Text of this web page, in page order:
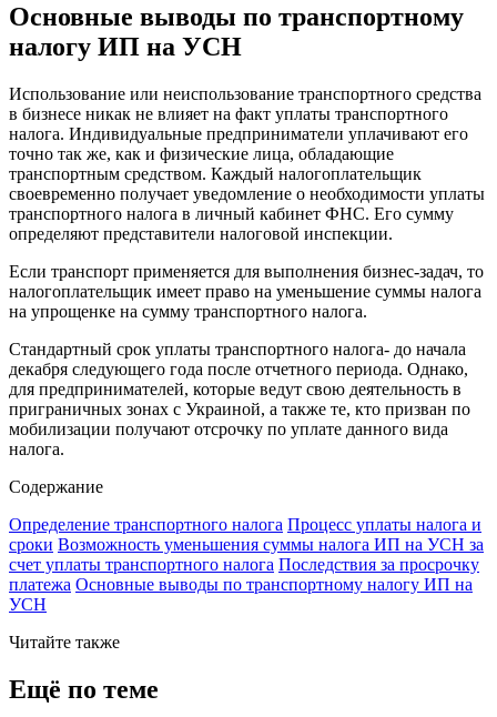
Основные выводы по транспортному
налогу ИП на УСН
Использование или неиспользование транспортного средства
в бизнесе никак не влияет на факт уплаты транспортного
налога. Индивидуальные предприниматели уплачивают его
точно так же, как и физические лица, обладающие
транспортным средством. Каждый налогоплательщик
своевременно получает уведомление о необходимости уплаты
транспортного налога в личный кабинет ФНС. Его сумму
определяют представители налоговой инспекции.
Если транспорт применяется для выполнения бизнес-задач, то
налогоплательщик имеет право на уменьшение суммы налога
на упрощенке на сумму транспортного налога.
Стандартный срок уплаты транспортного налога- до начала
декабря следующего года после отчетного периода. Однако,
для предпринимателей, которые ведут свою деятельность в
приграничных зонах c Украиной, а также те, кто призван по
мобилизации получают отсрочку по уплате данного вида
налога.
Содержание
Определение транспортного налога Процесс уплаты налога и
сроки Возможность уменьшения суммы налога ИП на УСН за
счет уплаты транспортного налога Последствия за просрочку
платежа Основные выводы по транспортному налогу ИП на
УСН
Читайте также
Ещё по теме